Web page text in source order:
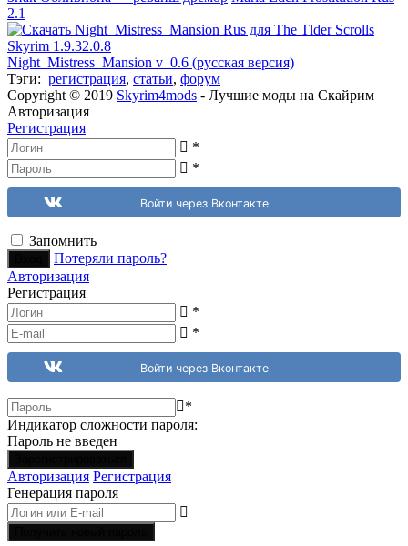
2.1
Night_Mistress_Mansion v_0.6 (русская версия)
Тэги: регистрация, статьи, форум
Copyright © 2019 Skyrim4mods - Лучшие моды на Скайрим
Авторизация
Регистрация
*
*
Войти через Вконтакте
Запомнить
Потеряли пароль?
Авторизация
Регистрация
*
*
Войти через Вконтакте
*
Индикатор сложности пароля:
Пароль не введен
Авторизация Регистрация
Генерация пароля